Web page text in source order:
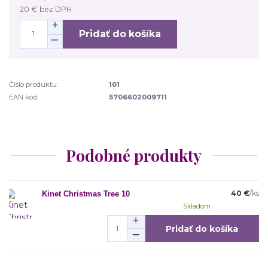
20 € bez DPH
Pridať do košíka
Číslo produktu:
101
EAN kód:
5706602009711
Podobné produkty
Kinet Christmas Tree 10 40 €/ks
Skladom
Pridať do košíka